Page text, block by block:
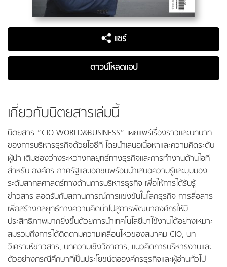
แชร์
ดาวน์โหลดแอป
เกี่ยวกับนิตยสารเล่มนี้
นิตยสาร “CIO WORLD&BUSINESS” เผยแพร่เรื่องราวและบทบาท
ของการบริหารธุรกิจด้วยไอซีที โดยนำเสนอเนื้อหาและความคิดระดับ
ผู้นำ เติมช่องว่างระหว่างกลยุทธ์ทางธุรกิจและการทำงานด้านไอที
สำหรับ องค์กร ภาครัฐและเอกชนพร้อมนำเสนอความรู้และมุมมอง
ระดับสากลศาสตร์ทางด้านการบริหารธุรกิจ เพื่อให้การได้รับรู้
ข่าวสาร สอดรับกับสถานการณ์การแข่งขันในโลกธุรกิจ การสื่อสาร
เพื่อสร้างกลยุทธ์ทางความคิดนำไปสู่การพัฒนาองค์กรให้มี
ประสิทธิภาพมากยิ่งขึ้นด้วยการนำเทคโนโลยีมาใช้งานได้อย่างเหมาะ
สมรวมถึงการได้ติดตามความเคลื่อนไหวของสมาคม CIO, บท
วิเคราะห์ข่าวสาร, บทความเชิงวิชาการ, แนวคิดการบริหารงานและ
ตัวอย่างกรณีศึกษาที่เป็นประโยชน์ต่อองค์กรธุรกิจและผู้อ่านทั่วไป